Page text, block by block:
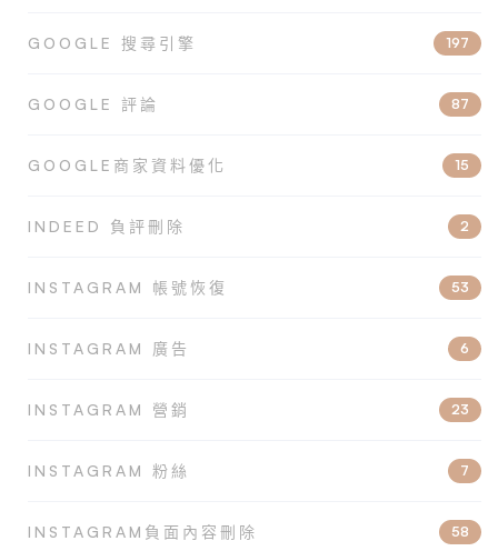
GOOGLE 搜尋引擎 197
GOOGLE 評論 87
GOOGLE商家資料優化 15
INDEED 負評刪除 2
INSTAGRAM 帳號恢復 53
INSTAGRAM 廣告 6
INSTAGRAM 營銷 23
INSTAGRAM 粉絲 7
INSTAGRAM負面內容刪除 58